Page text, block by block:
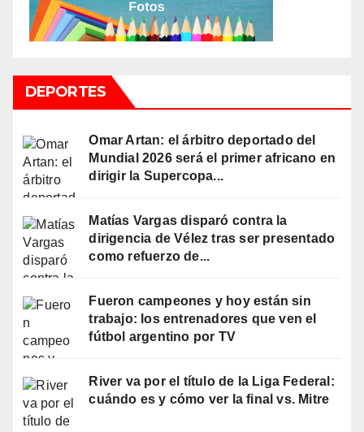
DEPORTES
Omar Artan: el árbitro deportado del
Mundial 2026 será el primer africano en
dirigir la Supercopa...
Matías Vargas disparó contra la
dirigencia de Vélez tras ser presentado
como refuerzo de...
Fueron campeones y hoy están sin
trabajo: los entrenadores que ven el
fútbol argentino por TV
River va por el título de la Liga Federal:
cuándo es y cómo ver la final vs. Mitre